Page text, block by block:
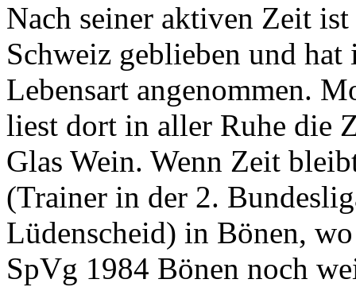
Nach seiner aktiven Zeit
Schweiz geblieben und
Lebensart angenommen.
liest dort in aller Ruhe die
Glas Wein. Wenn Zeit
(Trainer in der 2.
Lüdenscheid) in Bönen,
SpVg 1984 Bönen noch